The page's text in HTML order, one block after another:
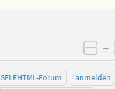
–
SELFHTML-Forum
anmelden